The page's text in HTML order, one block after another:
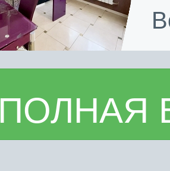
ПОЛНАЯ